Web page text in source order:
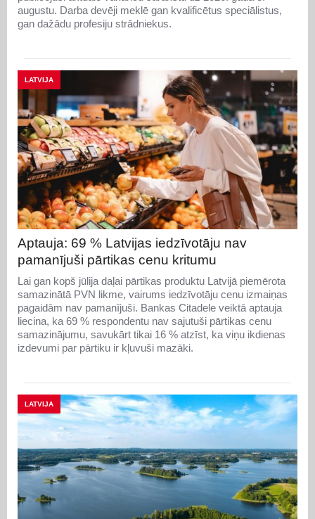
augustu. Darba devēji meklē gan kvalificētus speciālistus,
gan dažādu profesiju strādniekus.
LATVIJA
Aptauja: 69 % Latvijas iedzīvotāju nav
pamanījuši pārtikas cenu kritumu
Lai gan kopš jūlija daļai pārtikas produktu Latvijā piemērota
samazinātā PVN likme, vairums iedzīvotāju cenu izmaiņas
pagaidām nav pamanījuši. Bankas Citadele veiktā aptauja
liecina, ka 69 % respondentu nav sajutuši pārtikas cenu
samazinājumu, savukārt tikai 16 % atzīst, ka viņu ikdienas
izdevumi par pārtiku ir kļuvuši mazāki.
LATVIJA